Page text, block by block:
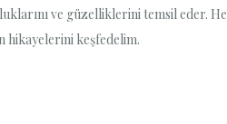
ve güzelliklerini temsil eder.
hikayelerini keşfedelim.